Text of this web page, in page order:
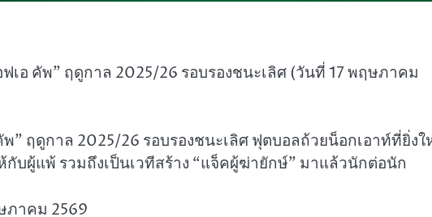
เอ คัพ” ฤดูกาล 2025/26 รอบรองชนะเลิศ (วันที่ 17 พฤษภาคม
” ฤดูกาล 2025/26 รอบรองชนะเลิศ ฟุตบอลถ้วยน็อกเอาท์ที่ยิ่ง
บผู้แพ้ รวมถึงเป็นเวทีสร้าง “แจ็คผู้ฆ่ายักษ์” มาแล้วนักต่อนัก
ภาคม 2569